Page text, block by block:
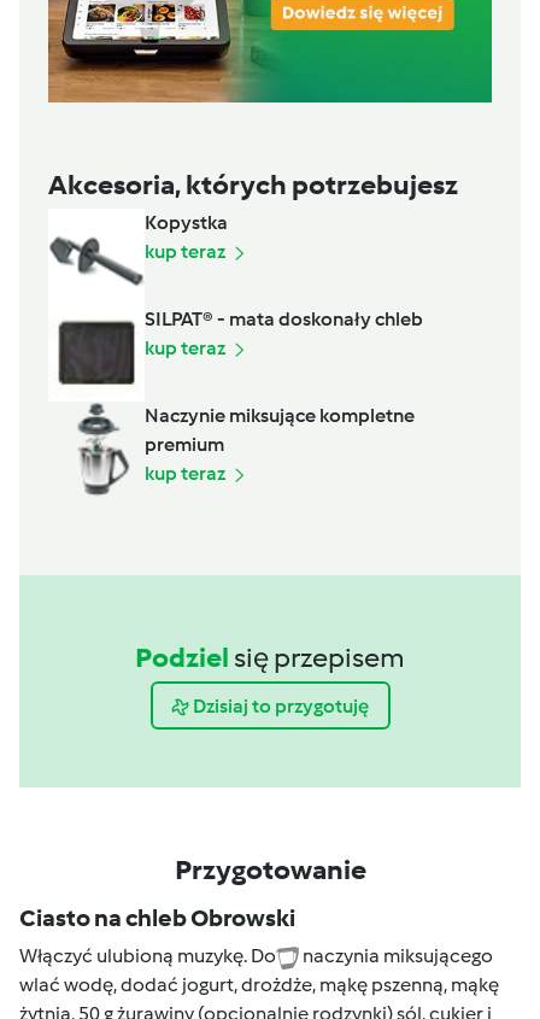
Akcesoria, których potrzebujesz
Kopystka
kup teraz
SILPAT® - mata doskonały chleb
kup teraz
Naczynie miksujące kompletne
premium
kup teraz
Podziel się przepisem
Dzisiaj to przygotuję
Przygotowanie
Ciasto na chleb Obrowski
Włączyć ulubioną muzykę. Do
naczynia miksującego
wlać wodę, dodać jogurt, drożdże, mąkę pszenną, mąkę
żytnią, 50 g żurawiny (opcjonalnie rodzynki) sól, cukier i